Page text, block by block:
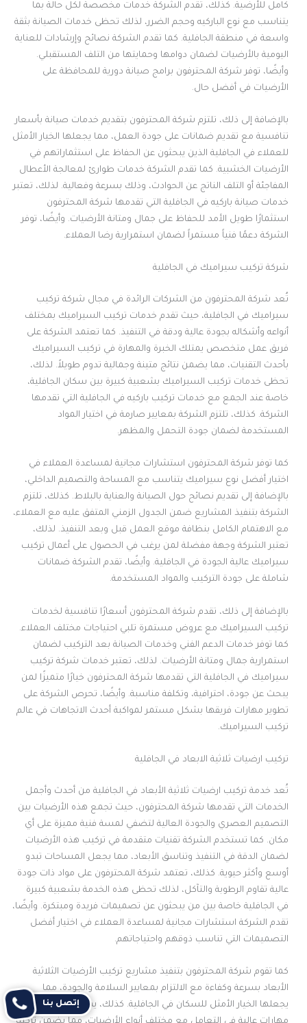
كامل للأرضية. كذلك، تقدم الشركة خدمات مخصصة لكل حالة بما
يتناسب مع نوع الباركيه وحجم الضرر، لذلك تحظى خدمات الصيانة بثقة
واسعة في منطقة الجافلية. كما تقدم الشركة نصائح وإرشادات للعناية
اليومية بالأرضيات لضمان دوامها وحمايتها من التلف المستقبلي.
وأيضًا، توفر شركة المحترفون برامج صيانة دورية للمحافظة على
الأرضيات في أفضل حال.
بالإضافة إلى ذلك، تلتزم شركة المحترفون بتقديم خدمات صيانة بأسعار
تنافسية مع تقديم ضمانات على جودة العمل، مما يجعلها الخيار الأمثل
للعملاء في الجافلية الذين يبحثون عن الحفاظ على استثماراتهم في
الأرضيات الخشبية. كما تقدم الشركة خدمات طوارئ لمعالجة الأعطال
المفاجئة أو التلف الناتج عن الحوادث، وذلك بسرعة وفعالية. لذلك، تعتبر
خدمات صيانة باركيه في الجافلية التي تقدمها شركة المحترفون
استثمارًا طويل الأمد للحفاظ على جمال ومتانة الأرضيات. وأيضًا، توفر
الشركة دعمًا فنياً مستمراً لضمان استمرارية رضا العملاء.
شركة تركيب سيراميك في الجافلية
تُعد شركة المحترفون من الشركات الرائدة في مجال شركة تركيب
سيراميك في الجافلية، حيث تقدم خدمات تركيب السيراميك بمختلف
أنواعه وأشكاله بجودة عالية ودقة في التنفيذ. كما تعتمد الشركة على
فريق عمل متخصص يمتلك الخبرة والمهارة في تركيب السيراميك
بأحدث التقنيات، مما يضمن نتائج متينة وجمالية تدوم طويلاً. لذلك،
تحظى خدمات تركيب السيراميك بشعبية كبيرة بين سكان الجافلية،
خاصة عند الجمع مع خدمات تركيب باركيه في الجافلية التي تقدمها
الشركة. كذلك، تلتزم الشركة بمعايير صارمة في اختيار المواد
المستخدمة لضمان جودة التحمل والمظهر.
كما توفر شركة المحترفون استشارات مجانية لمساعدة العملاء في
اختيار أفضل نوع سيراميك يتناسب مع المساحة والتصميم الداخلي،
بالإضافة إلى تقديم نصائح حول الصيانة والعناية بالبلاط. كذلك، تلتزم
الشركة بتنفيذ المشاريع ضمن الجدول الزمني المتفق عليه مع العملاء،
مع الاهتمام الكامل بنظافة موقع العمل قبل وبعد التنفيذ. لذلك،
تعتبر الشركة وجهة مفضلة لمن يرغب في الحصول على أعمال تركيب
سيراميك عالية الجودة في الجافلية. وأيضًا، تقدم الشركة ضمانات
شاملة على جودة التركيب والمواد المستخدمة.
بالإضافة إلى ذلك، تقدم شركة المحترفون أسعارًا تنافسية لخدمات
تركيب السيراميك مع عروض مستمرة تلبي احتياجات مختلف العملاء.
كما توفر خدمات الدعم الفني وخدمات الصيانة بعد التركيب لضمان
استمرارية جمال ومتانة الأرضيات. لذلك، تعتبر خدمات شركة تركيب
سيراميك في الجافلية التي تقدمها شركة المحترفون خيارًا متميزًا لمن
يبحث عن جودة، احترافية، وتكلفة مناسبة. وأيضًا، تحرص الشركة على
تطوير مهارات فريقها بشكل مستمر لمواكبة أحدث الاتجاهات في عالم
تركيب السيراميك.
تركيب ارضيات ثلاثية الابعاد في الجافلية
تُعد خدمة تركيب ارضيات ثلاثية الأبعاد في الجافلية من أحدث وأجمل
الخدمات التي تقدمها شركة المحترفون، حيث تجمع هذه الأرضيات بين
التصميم العصري والجودة العالية لتضفي لمسة فنية مميزة على أي
مكان. كما تستخدم الشركة تقنيات متقدمة في تركيب هذه الأرضيات
لضمان الدقة في التنفيذ وتناسق الأبعاد، مما يجعل المساحات تبدو
أوسع وأكثر حيوية. كذلك، تعتمد شركة المحترفون على مواد ذات جودة
عالية تقاوم الرطوبة والتآكل، لذلك تحظى هذه الخدمة بشعبية كبيرة
في الجافلية خاصة بين من يبحثون عن تصميمات فريدة ومبتكرة. وأيضًا،
تقدم الشركة استشارات مجانية لمساعدة العملاء في اختيار أفضل
التصميمات التي تناسب ذوقهم واحتياجاتهم.
كما تقوم شركة المحترفون بتنفيذ مشاريع تركيب الأرضيات الثلاثية
الأبعاد بسرعة وكفاءة مع الالتزام بمعايير السلامة والجودة، مما
يجعلها الخيار الأمثل للسكان في الجافلية. كذلك، يمتلك فريق العمل
إتصل بنا